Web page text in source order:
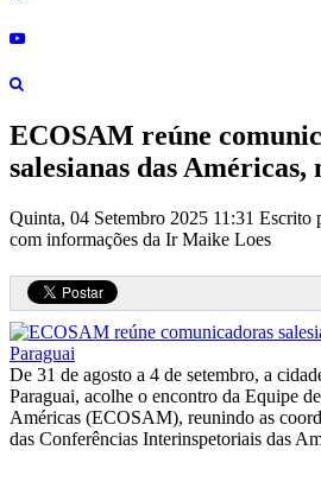
ECOSAM reúne
salesianas das Américas,
Quinta, 04 Setembro 2025 11:31 Escrito
com informações da Ir Maike Loes
De 31 de agosto a 4 de setembro, a
Paraguai, acolhe o encontro da Equipe
Américas (ECOSAM), reunindo as
das Conferências Interinspetoriais das